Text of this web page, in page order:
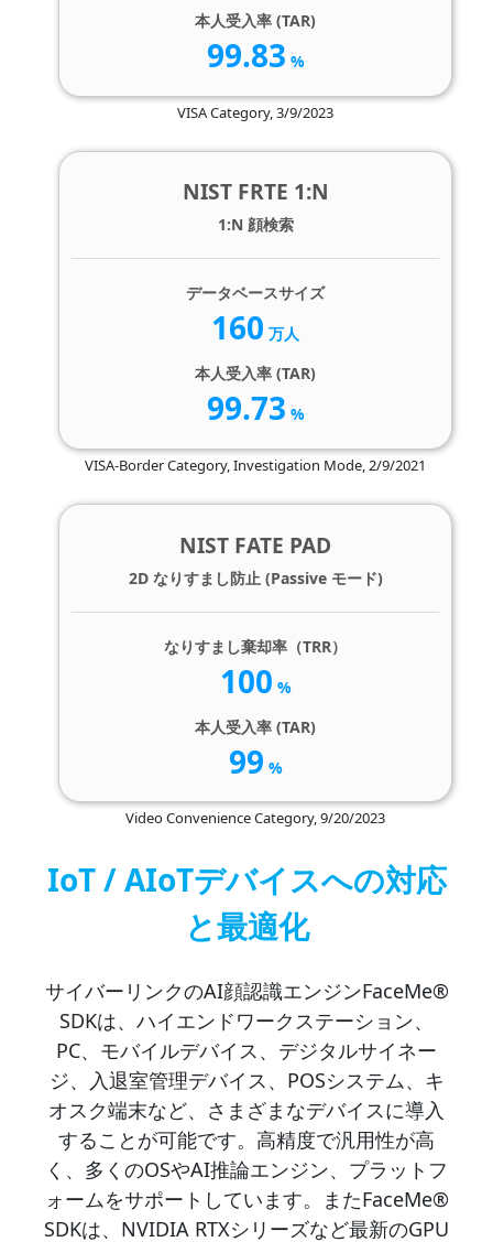
本人受入率 (TAR)
99.83 %
VISA Category, 3/9/2023
NIST FRTE 1:N
1:N 顔検索
データベースサイズ
160 万人
本人受入率 (TAR)
99.73 %
VISA-Border Category, Investigation Mode, 2/9/2021
NIST FATE PAD
2D なりすまし防止 (Passive モード)
なりすまし棄却率（TRR）
100 %
本人受入率 (TAR)
99 %
Video Convenience Category, 9/20/2023
IoT / AIoTデバイスへの対応
と最適化
サイバーリンクのAI顔認識エンジンFaceMe®
SDKは、ハイエンドワークステーション、
PC、モバイルデバイス、デジタルサイネー
ジ、入退室管理デバイス、POSシステム、キ
オスク端末など、さまざまなデバイスに導入
することが可能です。高精度で汎用性が高
く、多くのOSやAI推論エンジン、プラットフ
ォームをサポートしています。またFaceMe®
SDKは、NVIDIA RTXシリーズなど最新のGPU